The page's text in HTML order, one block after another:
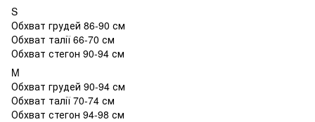
S
Обхват грудей 86-90 см
Обхват талії 66-70 см
Обхват стегон 90-94 см
M
Обхват грудей 90-94 см
Обхват талії 70-74 см
Обхват стегон 94-98 см